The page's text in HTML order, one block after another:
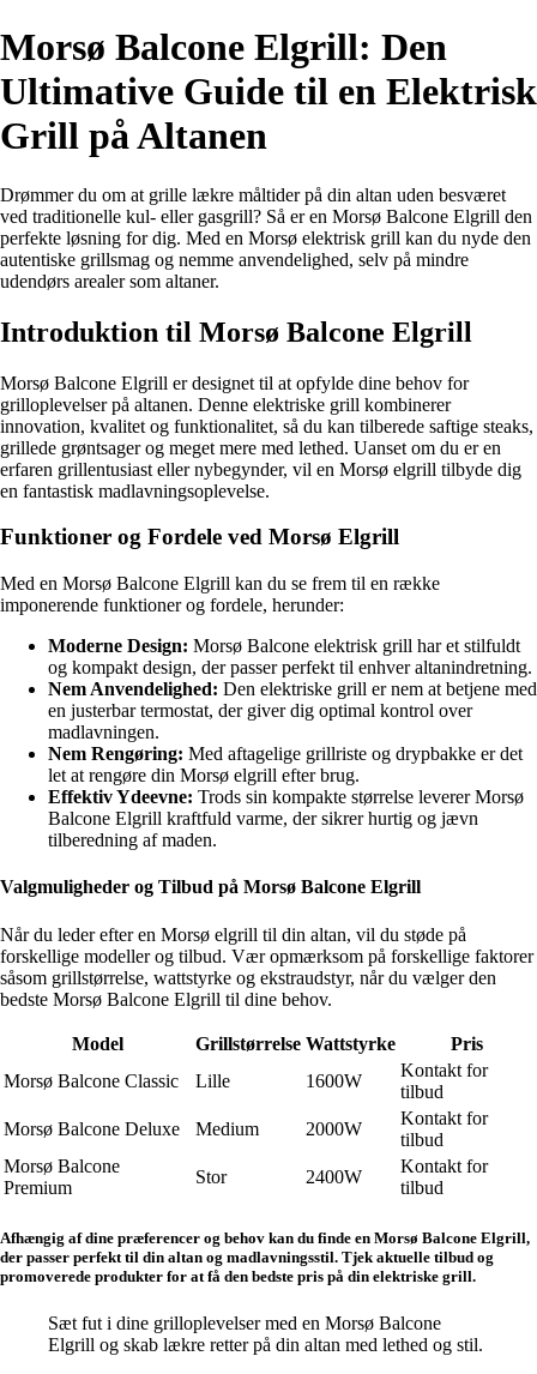
Morsø Balcone Elgrill: Den
Ultimative Guide til en Elektrisk
Grill på Altanen
Drømmer du om at grille lækre måltider på din altan uden besværet
ved traditionelle kul- eller gasgrill? Så er en Morsø Balcone Elgrill den
perfekte løsning for dig. Med en Morsø elektrisk grill kan du nyde den
autentiske grillsmag og nemme anvendelighed, selv på mindre
udendørs arealer som altaner.
Introduktion til Morsø Balcone Elgrill
Morsø Balcone Elgrill er designet til at opfylde dine behov for
grilloplevelser på altanen. Denne elektriske grill kombinerer
innovation, kvalitet og funktionalitet, så du kan tilberede saftige steaks,
grillede grøntsager og meget mere med lethed. Uanset om du er en
erfaren grillentusiast eller nybegynder, vil en Morsø elgrill tilbyde dig
en fantastisk madlavningsoplevelse.
Funktioner og Fordele ved Morsø Elgrill
Med en Morsø Balcone Elgrill kan du se frem til en række
imponerende funktioner og fordele, herunder:
Moderne Design: Morsø Balcone elektrisk grill har et stilfuldt
og kompakt design, der passer perfekt til enhver altanindretning.
Nem Anvendelighed: Den elektriske grill er nem at betjene med
en justerbar termostat, der giver dig optimal kontrol over
madlavningen.
Nem Rengøring: Med aftagelige grillriste og drypbakke er det
let at rengøre din Morsø elgrill efter brug.
Effektiv Ydeevne: Trods sin kompakte størrelse leverer Morsø
Balcone Elgrill kraftfuld varme, der sikrer hurtig og jævn
tilberedning af maden.
Valgmuligheder og Tilbud på Morsø Balcone Elgrill
Når du leder efter en Morsø elgrill til din altan, vil du støde på
forskellige modeller og tilbud. Vær opmærksom på forskellige faktorer
såsom grillstørrelse, wattstyrke og ekstraudstyr, når du vælger den
bedste Morsø Balcone Elgrill til dine behov.
Model Grillstørrelse Wattstyrke
Pris
Morsø Balcone Classic
Lille 1600W
Kontakt for
tilbud
Morsø Balcone Deluxe
Medium 2000W
Kontakt for
tilbud
Morsø Balcone
Premium
Stor 2400W
Kontakt for
tilbud
Afhængig af dine præferencer og behov kan du finde en Morsø Balcone Elgrill,
der passer perfekt til din altan og madlavningsstil. Tjek aktuelle tilbud og
promoverede produkter for at få den bedste pris på din elektriske grill.
Sæt fut i dine grilloplevelser med en Morsø Balcone
Elgrill og skab lækre retter på din altan med lethed og stil.